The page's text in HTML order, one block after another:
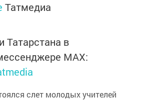
Татмедиа
Татарстана в
MАХ: